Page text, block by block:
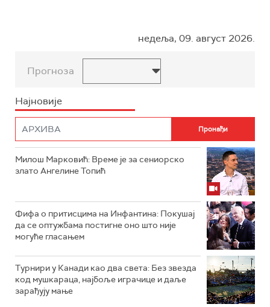
недеља, 09. август 2026.
Прогноза
Најновије
Милош Марковић: Време је за сениорско
злато Ангелине Топић
Фифа о притисцима на Инфантина: Покушај
да се оптужбама постигне оно што није
могуће гласањем
Турнири у Канади као два света: Без звезда
код мушкараца, најбоље играчице и даље
зарађују мање